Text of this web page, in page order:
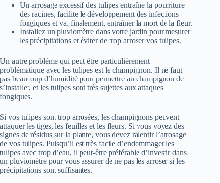
Un arrosage excessif des tulipes entraîne la pourriture
des racines, facilite le développement des infections
fongiques et va, finalement, entraîner la mort de la fleur.
Installez un pluviomètre dans votre jardin pour mesurer
les précipitations et éviter de trop arroser vos tulipes.
Un autre problème qui peut être particulièrement
problématique avec les tulipes est le champignon. Il ne faut
pas beaucoup d’humidité pour permettre au champignon de
s’installer, et les tulipes sont très sujettes aux attaques
fongiques.
Si vos tulipes sont trop arrosées, les champignons peuvent
attaquer les tiges, les feuilles et les fleurs. Si vous voyez des
signes de résidus sur la plante, vous devez ralentir l’arrosage
de vos tulipes. Puisqu’il est très facile d’endommager les
tulipes avec trop d’eau, il peut-être préférable d’investir dans
un pluviomètre pour vous assurer de ne pas les arroser si les
précipitations sont suffisantes.